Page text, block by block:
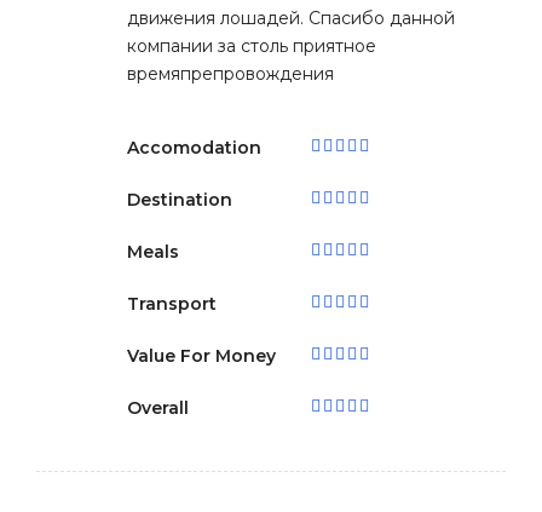
движения лошадей. Спасибо данной
компании за столь приятное
времяпрепровождения
Accomodation
Destination
Meals
Transport
Value For Money
Overall